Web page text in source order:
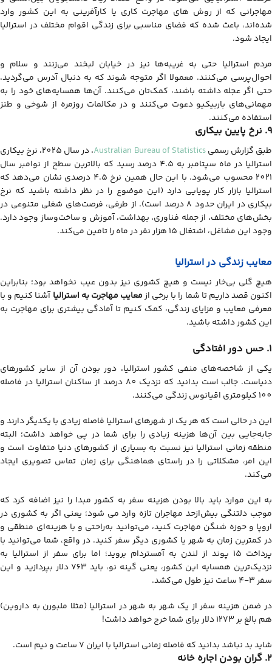
مهاجرانی که از روش های مهاجرت کاری یا کارآفرینی به این کشور وارد
شده‌اند، باعث شده که فضای مناسبی برای زندگی اقوام مختلف در استرالیا
ایجاد شود.
مردم استرالیا حتی به غریبه‌ها نیز در خیابان لبخند می‌زنند و سلام و
احوال‌پرسی می‌کنند. معمولا اگر متوجه شوند که به دنبال آدرس می‌گردید،
حتی اگر عجله داشته باشند، کمک‌تان می‌کنند. آن‌ها همسایه‌های خود را به
مهمانی‌های باربیکیو دعوت می‌کنند و در مکالمات روزمره از شوخی و طنز
استفاده می‌کنند.
9. نرخ پایین بیکاری
طبق گزارش رسمیAustralian Bureau of Statistics
، در سال 2025، نرخ بیکاری
استرالیا در ماه سپتامبر به 4.5 درصد رسید که بالاترین سطح از نوامبر سال
2021 محسوب می‌شود. با این حال همین نرخ 4.5 درصدی نشان می‌دهد که
استرالیا بازار کار پویایی دارد (این موضوع را در نظر داشته باشید که نرخ
بیکاری در ایران حدود 8 درصد است). از طرفی، فرصت‌های شغلی متنوعی در
بخش‌های مختلف، از جمله فناوری، بهداشت، آموزش و ساخت‌وساز وجود دارد.
وجود این مشاغل، اشتغال 15 هزار نفر در ماه را تامین می‌کند.
معایب زندگی در استرالیا
هیچ گلی بی‌خار نیست و هیچ کشوری نیز بدون عیب نخواهد بود؛ بنابراین
اکنون قصد داریم تا شما را با برخی ازمعایب مهاجرت به استرالیا آشنا کنیم و با
معرفی معایب و مزایای زندگی، کمک کنیم تا آمادگی بیشتری برای مهاجرت به
این کشور داشته باشید.
1. حس دور افتادگی
یکی از شاخصه‌های منفی کشور استرالیا، دور بودن آن از سایر کشورهای
دنیاست. جالب است بدانید که نزدیک 80 درصد از ساکنان استرالیا در فاصله
100 کیلومتری اقیانوس زندگی می‌کنند.
این در حالی است که هر یک از شهرهای استرالیا فاصله زیادی با یکدیگر دارند و
جابه‌جایی بین آن‌ها هزینه زیادی را برای شما در پی خواهد داشت؛ البته
منطقه زمانی استرالیا نیز نسبت به بسیاری از کشورهای دنیا متفاوت است و
این امر، مشکلاتی را در راستای هماهنگی برای زمان تماس تصویری ایجاد
می‌کند.
به این موارد باید بالا بودن هزینه سفر به کشور مبدا را نیز اضافه کرد که
موجب دلتنگی بیش‌ازحد مهاجران تازه وارد می شود؛ یعنی اگر به کشوری در
اروپا و حوزه شنگن مهاجرت کنید، می‌توانید به‌راحتی و با هزینه‌ای منطقی و
در کمترین زمان به شهر یا کشوری دیگر سفر کنید. در واقع، شما می‌توانید با
پرداخت 15 پوند از لندن به آمستردام بروید؛ اما برای سفر از استرالیا به
نزدیک‌ترین همسایه این کشور، یعنی گینه نو، باید 763 دلار بپردازید و این
سفر 3-4 ساعت نیز طول می‌کشد.
در ضمن هزینه سفر از یک شهر به شهر در استرالیا (مثلا ملبورن به داروین)
هم بالغ بر 1273 دلار برای شما خرج خواهد داشت!
شاید بد نباشد بدانید که فاصله زمانی استرالیا با ایران 7 ساعت و نیم است.
2. گران بودن اجاره خانه